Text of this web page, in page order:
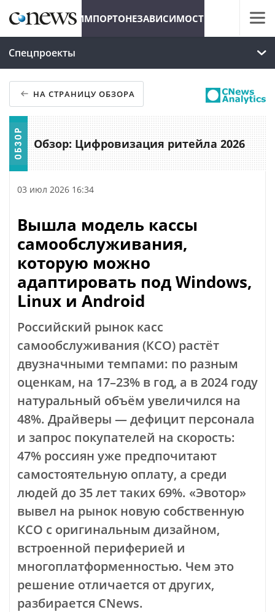
ИМПОРТОНЕЗАВИСИМОСТЬ
Спецпроекты
НА СТРАНИЦУ ОБЗОРА
Обзор: Цифровизация ритейла 2026
03 июл 2026 16:34
Вышла модель кассы
самообслуживания,
которую можно
адаптировать под Windows,
Linux и Android
Российский рынок касс
самообслуживания (КСО) растёт
двузначными темпами: по разным
оценкам, на 17–23% в год, а в 2024 году
натуральный объём увеличился на
48%. Драйверы — дефицит персонала
и запрос покупателей на скорость:
47% россиян уже предпочитают
самостоятельную оплату, а среди
людей до 35 лет таких 69%. «Эвотор»
вывел на рынок новую собственную
КСО с оригинальным дизайном,
встроенной периферией и
многоплатформенностью. Чем это
решение отличается от других,
разбирается CNews.